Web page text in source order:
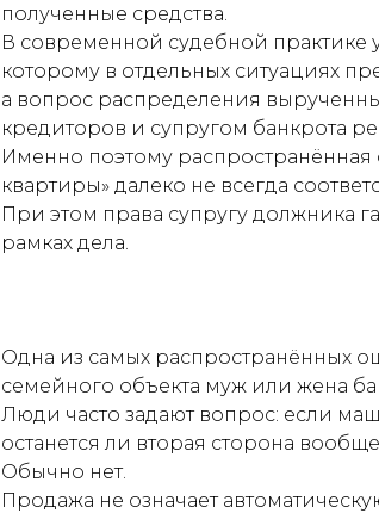
полученные средства.
В современной судебной практике
которому в отдельных ситуациях
а вопрос распределения
кредиторов и супругом банкрота
Именно поэтому распространённая
квартиры» далеко не всегда
При этом права супругу должника
рамках дела.
Одна из самых распространённых
семейного объекта муж или жена
Люди часто задают вопрос: если
останется ли вторая сторона
Обычно нет.
Продажа не означает